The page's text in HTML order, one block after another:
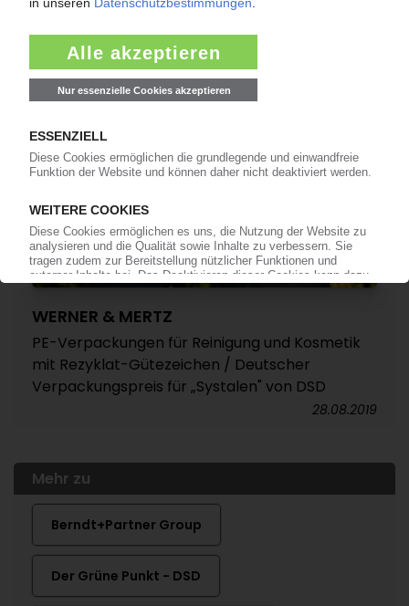
WERNER & MERTZ
PE-Verpackungen für Reinigung und Kosmetik
mit Rezyklat-Gütezeichen / Deutscher
Verpackungspreis für „Systalen" von DSD
28.08.2019
Mehr zu
Berndt+Partner Group
Der Grüne Punkt - DSD